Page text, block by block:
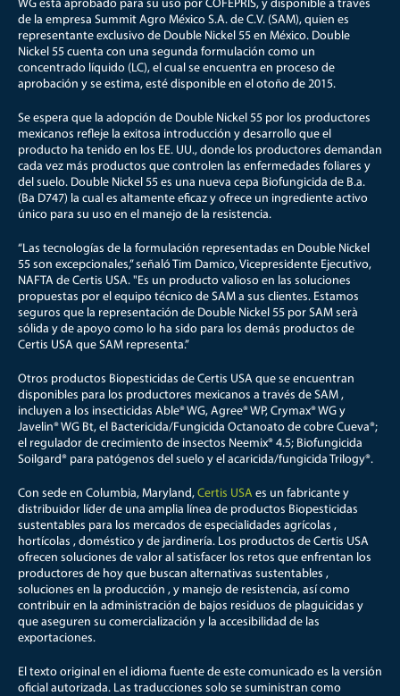
WG está aprobado para su uso por COFEPRIS, y disponible a través
de la empresa Summit Agro México S.A. de C.V. (SAM), quien es
representante exclusivo de Double Nickel 55 en México. Double
Nickel 55 cuenta con una segunda formulación como un
concentrado líquido (LC), el cual se encuentra en proceso de
aprobación y se estima, esté disponible en el otoño de 2015.
Se espera que la adopción de Double Nickel 55 por los productores
mexicanos refleje la exitosa introducción y desarrollo que el
producto ha tenido en los EE. UU., donde los productores demandan
cada vez más productos que controlen las enfermedades foliares y
del suelo. Double Nickel 55 es una nueva cepa Biofungicida de B.a.
(Ba D747) la cual es altamente eficaz y ofrece un ingrediente activo
único para su uso en el manejo de la resistencia.
“Las tecnologías de la formulación representadas en Double Nickel
55 son excepcionales,” señaló Tim Damico, Vicepresidente Ejecutivo,
NAFTA de Certis USA. "Es un producto valioso en las soluciones
propuestas por el equipo técnico de SAM a sus clientes. Estamos
seguros que la representación de Double Nickel 55 por SAM serà
sólida y de apoyo como lo ha sido para los demás productos de
Certis USA que SAM representa.”
Otros productos Biopesticidas de Certis USA que se encuentran
disponibles para los productores mexicanos a través de SAM ,
incluyen a los insecticidas Able® WG, Agree® WP, Crymax® WG y
Javelin® WG Bt, el Bactericida/Fungicida Octanoato de cobre Cueva®;
el regulador de crecimiento de insectos Neemix® 4.5; Biofungicida
Soilgard® para patógenos del suelo y el acaricida/fungicida Trilogy®.
Con sede en Columbia, Maryland, Certis USA es un fabricante y
distribuidor líder de una amplia línea de productos Biopesticidas
sustentables para los mercados de especialidades agrícolas ,
hortícolas , doméstico y de jardinería. Los productos de Certis USA
ofrecen soluciones de valor al satisfacer los retos que enfrentan los
productores de hoy que buscan alternativas sustentables ,
soluciones en la producción , y manejo de resistencia, así como
contribuir en la administración de bajos residuos de plaguicidas y
que aseguren su comercialización y la accesibilidad de las
exportaciones.
El texto original en el idioma fuente de este comunicado es la versión
oficial autorizada. Las traducciones solo se suministran como